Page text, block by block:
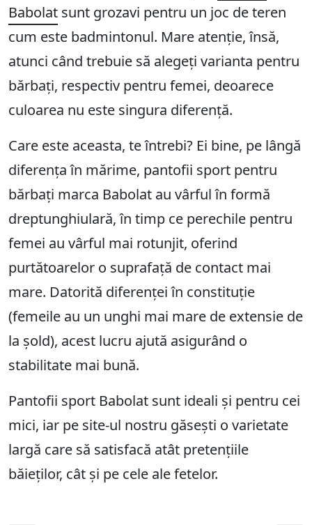
Babolat sunt grozavi pentru un joc de teren
cum este badmintonul. Mare atenție, însă,
atunci când trebuie să alegeți varianta pentru
bărbați, respectiv pentru femei, deoarece
culoarea nu este singura diferență.
Care este aceasta, te întrebi? Ei bine, pe lângă
diferența în mărime, pantofii sport pentru
bărbați marca Babolat au vârful în formă
dreptunghiulară, în timp ce perechile pentru
femei au vârful mai rotunjit, oferind
purtătoarelor o suprafață de contact mai
mare. Datorită diferenței în constituție
(femeile au un unghi mai mare de extensie de
la șold), acest lucru ajută asigurând o
stabilitate mai bună.
Pantofii sport Babolat sunt ideali și pentru cei
mici, iar pe site-ul nostru găsești o varietate
largă care să satisfacă atât pretențiile
băieților, cât și pe cele ale fetelor.